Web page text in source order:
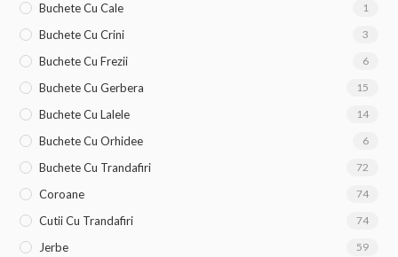
Buchete Cu Cale 1
Buchete Cu Crini 3
Buchete Cu Frezii 6
Buchete Cu Gerbera 15
Buchete Cu Lalele 14
Buchete Cu Orhidee 6
Buchete Cu Trandafiri 72
Coroane 74
Cutii Cu Trandafiri 74
Jerbe 59